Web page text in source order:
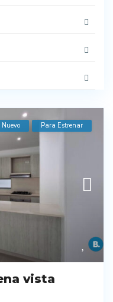
Nuevo Para Estrenar
vista